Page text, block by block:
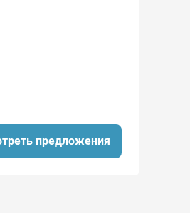
предложения